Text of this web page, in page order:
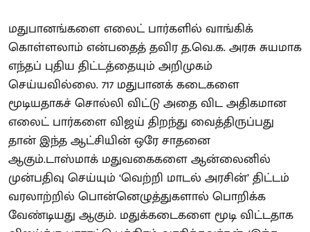
மதுபானங்களை எலைட் பார்களில் வாங்கிக்
கொள்ளலாம் என்பதைத் தவிர த.வெ.க. அரசு சுயமாக
எந்தப் புதிய திட்டத்தையும் அறிமுகம்
செய்யவில்லை. 717 மதுபானக் கடைகளை
மூடியதாகச் சொல்லி விட்டு அதை விட அதிகமான
எலைட் பார்களை விஜய் திறந்து வைத்திருப்பது
தான் இந்த ஆட்சியின் ஒரே சாதனை
ஆகும்.டாஸ்மாக் மதுவகைகளை ஆன்லைனில்
முன்பதிவு செய்யும் ‘வெற்றி மாடல் அரசின்’ திட்டம்
வரலாற்றில் பொன்னெழுத்துகளால் பொறிக்க
வேண்டியது ஆகும். மதுக்கடைகளை மூடி விட்டதாக